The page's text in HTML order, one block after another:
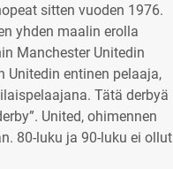
sitten vuoden 1976.
yhden maalin erolla
Manchester Unitedin
Unitedin entinen pelaaja,
Tätä derbyä
United, ohimennen
80-luku ja 90-luku ei ollut